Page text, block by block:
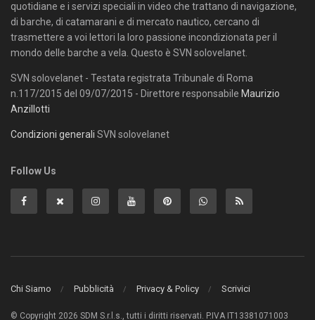
quotidiane e i servizi speciali in video che trattano di navigazione,
di barche, di catamarani e di mercato nautico, cercano di
trasmettere a voi lettori la loro passione incondizionata per il
mondo delle barche a vela. Questo è SVN solovelanet.
SVN solovelanet - Testata registrata Tribunale di Roma
n.117/2015 del 09/07/2015 - Direttore responsabile Maurizio
Anzillotti
Condizioni generali SVN solovelanet
Follow Us
Chi Siamo Pubblicità Privacy & Policy Scrivici
© Copyright 2026 SDM S.r.l.s., tutti i diritti riservati. P.IVA IT13381071003